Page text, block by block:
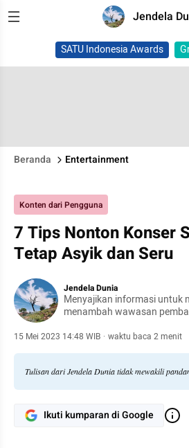
Jendela
SATU Indonesia Awards
Beranda Entertainment
Konten dari Pengguna
7 Tips Nonton Konser
Tetap Asyik dan Seru
Jendela Dunia
Menyajikan informasi untuk
menambah wawasan
15 Mei 2023 14:48 WIB · waktu baca 2 menit
Tulisan dari Jendela Dunia tidak mewakili
Ikuti kumparan di Google